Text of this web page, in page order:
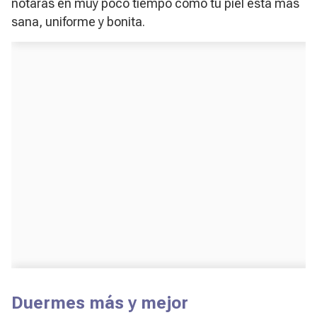
notarás en muy poco tiempo como tu piel está más
sana, uniforme y bonita.
Duermes más y mejor